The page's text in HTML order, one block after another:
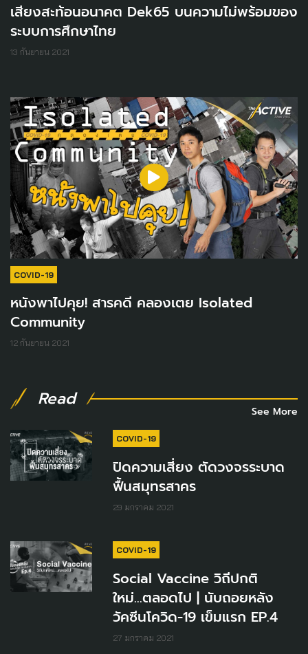
เสียงสะท้อนอนาคต Dek65 บนความไม่พร้อมของ
ระบบการศึกษาไทย
13 กันยายน 2021
COVID-19
หนังพาไปคุย! สารคดี คลองเตย Isolated
Community
12 กันยายน 2021
Read
See More
COVID-19
ปิดความเสี่ยง ตัดวงจรระบาด
ฟื้นสมุทรสาคร
29 มกราคม 2021
COVID-19
Social Vaccine วิถีปกติ
ใหม่...ตลอดไป | นับถอยหลัง
วัคซีนโควิด-19 เข็มแรก EP.4
27 มกราคม 2021